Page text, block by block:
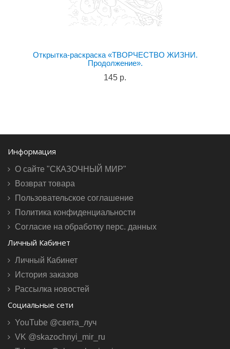
Открытка-раскраска «ТВОРЧЕСТВО ЖИЗНИ.
Продолжение».
145 р.
Информация
О сайте "СКАЗОЧНЫЙ МИР"
Возврат товара
Пользовательское соглашение
Политика конфиденциальности
Согласие на обработку перс. данных
Личный Кабинет
Личный Кабинет
История заказов
Рассылка новостей
Социальные сети
YouTube @света_луч
VK @skazochnyi_mir_ru